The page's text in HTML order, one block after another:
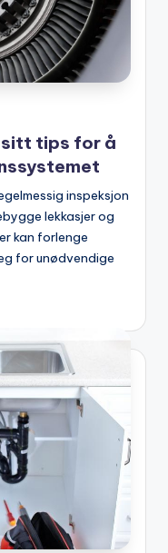
sitt tips for å
inspeksjon
lekkasjer og
kan forlenge
for unødvendige